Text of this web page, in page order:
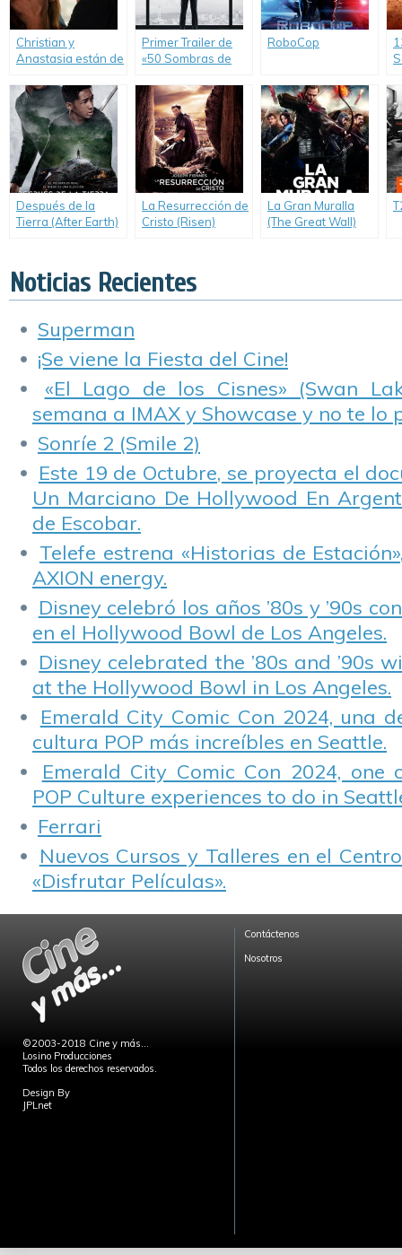
Christian y
Anastasia están de
Primer Trailer de
«50 Sombras de
RoboCop
Después de la
Tierra (After Earth)
La Resurrección de
Cristo (Risen)
La Gran Muralla
(The Great Wall)
Noticias Recientes
Superman
¡Se viene la Fiesta del Cine!
«El Lago de los Cisnes» (Swan
semana a IMAX y Showcase y no te lo
Sonríe 2 (Smile 2)
Este 19 de Octubre, se proyecta el
Un Marciano De Hollywood En
de Escobar.
Telefe estrena «Historias de
AXION energy.
Disney celebró los años ’80s y ’90s
en el Hollywood Bowl de Los Angeles.
Disney celebrated the ’80s and ’90s
at the Hollywood Bowl in Los Angeles.
Emerald City Comic Con 2024, una
cultura POP más increíbles en Seattle.
Emerald City Comic Con 2024,
POP Culture experiences to do in
Ferrari
Nuevos Cursos y Talleres en el
«Disfrutar Películas».
©2003-2018 Cine y más...
Losino Producciones
Todos los derechos reservados.
Design By
JPLnet
Contáctenos
Nosotros